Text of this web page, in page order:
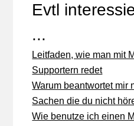
Evtl
...
Leitfaden, wie man mit
Supportern redet
Warum beantwortet mir
Sachen die du nicht
Wie benutze ich einen